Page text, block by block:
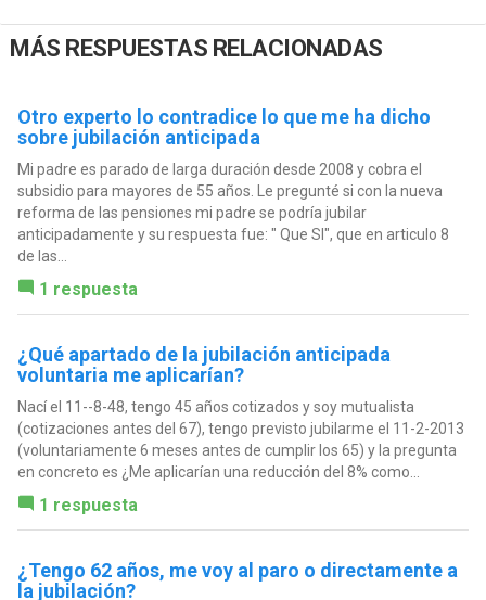
MÁS RESPUESTAS RELACIONADAS
Otro experto lo contradice lo que me ha dicho
sobre jubilación anticipada
Mi padre es parado de larga duración desde 2008 y cobra el
subsidio para mayores de 55 años. Le pregunté si con la nueva
reforma de las pensiones mi padre se podría jubilar
anticipadamente y su respuesta fue: " Que SI", que en articulo 8
de las...
1 respuesta
¿Qué apartado de la jubilación anticipada
voluntaria me aplicarían?
Nací el 11--8-48, tengo 45 años cotizados y soy mutualista
(cotizaciones antes del 67), tengo previsto jubilarme el 11-2-2013
(voluntariamente 6 meses antes de cumplir los 65) y la pregunta
en concreto es ¿Me aplicarían una reducción del 8% como...
1 respuesta
¿Tengo 62 años, me voy al paro o directamente a
la jubilación?